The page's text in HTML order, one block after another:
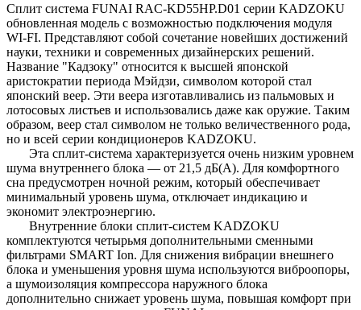
Сплит система FUNAI RAC-KD55HP.D01 серии KADZOKU
обновленная модель с возможностью подключения модуля
WI-FI. Представляют собой сочетание новейших достижений
науки, техники и современных дизайнерских решений.
Название "Кадзоку" относится к высшей японской
аристократии периода Мэйдзи, символом которой стал
японский веер. Эти веера изготавливались из пальмовых и
лотосовых листьев и использовались даже как оружие. Таким
образом, веер стал символом не только величественного рода,
но и всей серии кондиционеров KADZOKU.
Эта сплит-система характеризуется очень низким уровнем
шума внутреннего блока — от 21,5 дБ(А). Для комфортного
сна предусмотрен ночной режим, который обеспечивает
минимальный уровень шума, отключает индикацию и
экономит электроэнергию.
Внутренние блоки сплит-систем KADZOKU
комплектуются четырьмя дополнительными сменными
фильтрами SMART Ion. Для снижения вибрации внешнего
блока и уменьшения уровня шума используются виброопоры,
а шумоизоляция компрессора наружного блока
дополнительно снижает уровень шума, повышая комфорт при